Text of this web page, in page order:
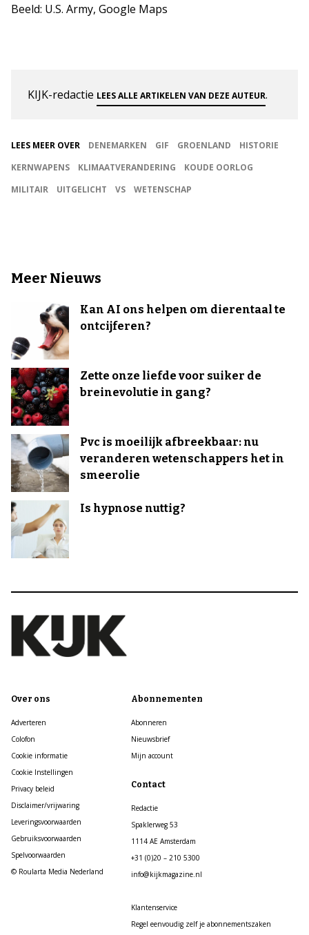
Beeld: U.S. Army, Google Maps
KIJK-redactie LEES ALLE ARTIKELEN VAN DEZE AUTEUR.
LEES MEER OVER DENEMARKEN GIF GROENLAND
HISTORIE
KERNWAPENS
KLIMAATVERANDERING
KOUDE OORLOG
MILITAIR
UITGELICHT VS WETENSCHAP
Meer Nieuws
Kan AI ons helpen om dierentaal te
ontcijferen?
Zette onze liefde voor suiker de
breinevolutie in gang?
Pvc is moeilijk afbreekbaar: nu
veranderen wetenschappers het in
smeerolie
Is hypnose nuttig?
Over ons
Adverteren
Colofon
Cookie informatie
Cookie Instellingen
Privacy beleid
Disclaimer/vrijwaring
Leveringsvoorwaarden
Gebruiksvoorwaarden
Spelvoorwaarden
© Roularta Media Nederland
Abonnementen
Abonneren
Nieuwsbrief
Mijn account
Contact
Redactie
Spaklerweg 53
1114 AE Amsterdam
+31 (0)20 – 210 5300
info@kijkmagazine.nl
Klantenservice
Regel eenvoudig zelf je abonnementszaken